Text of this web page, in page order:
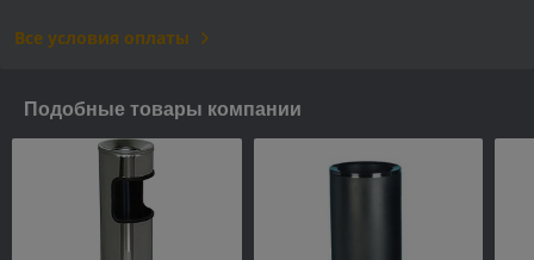
Все условия оплаты
Подобные товары компании